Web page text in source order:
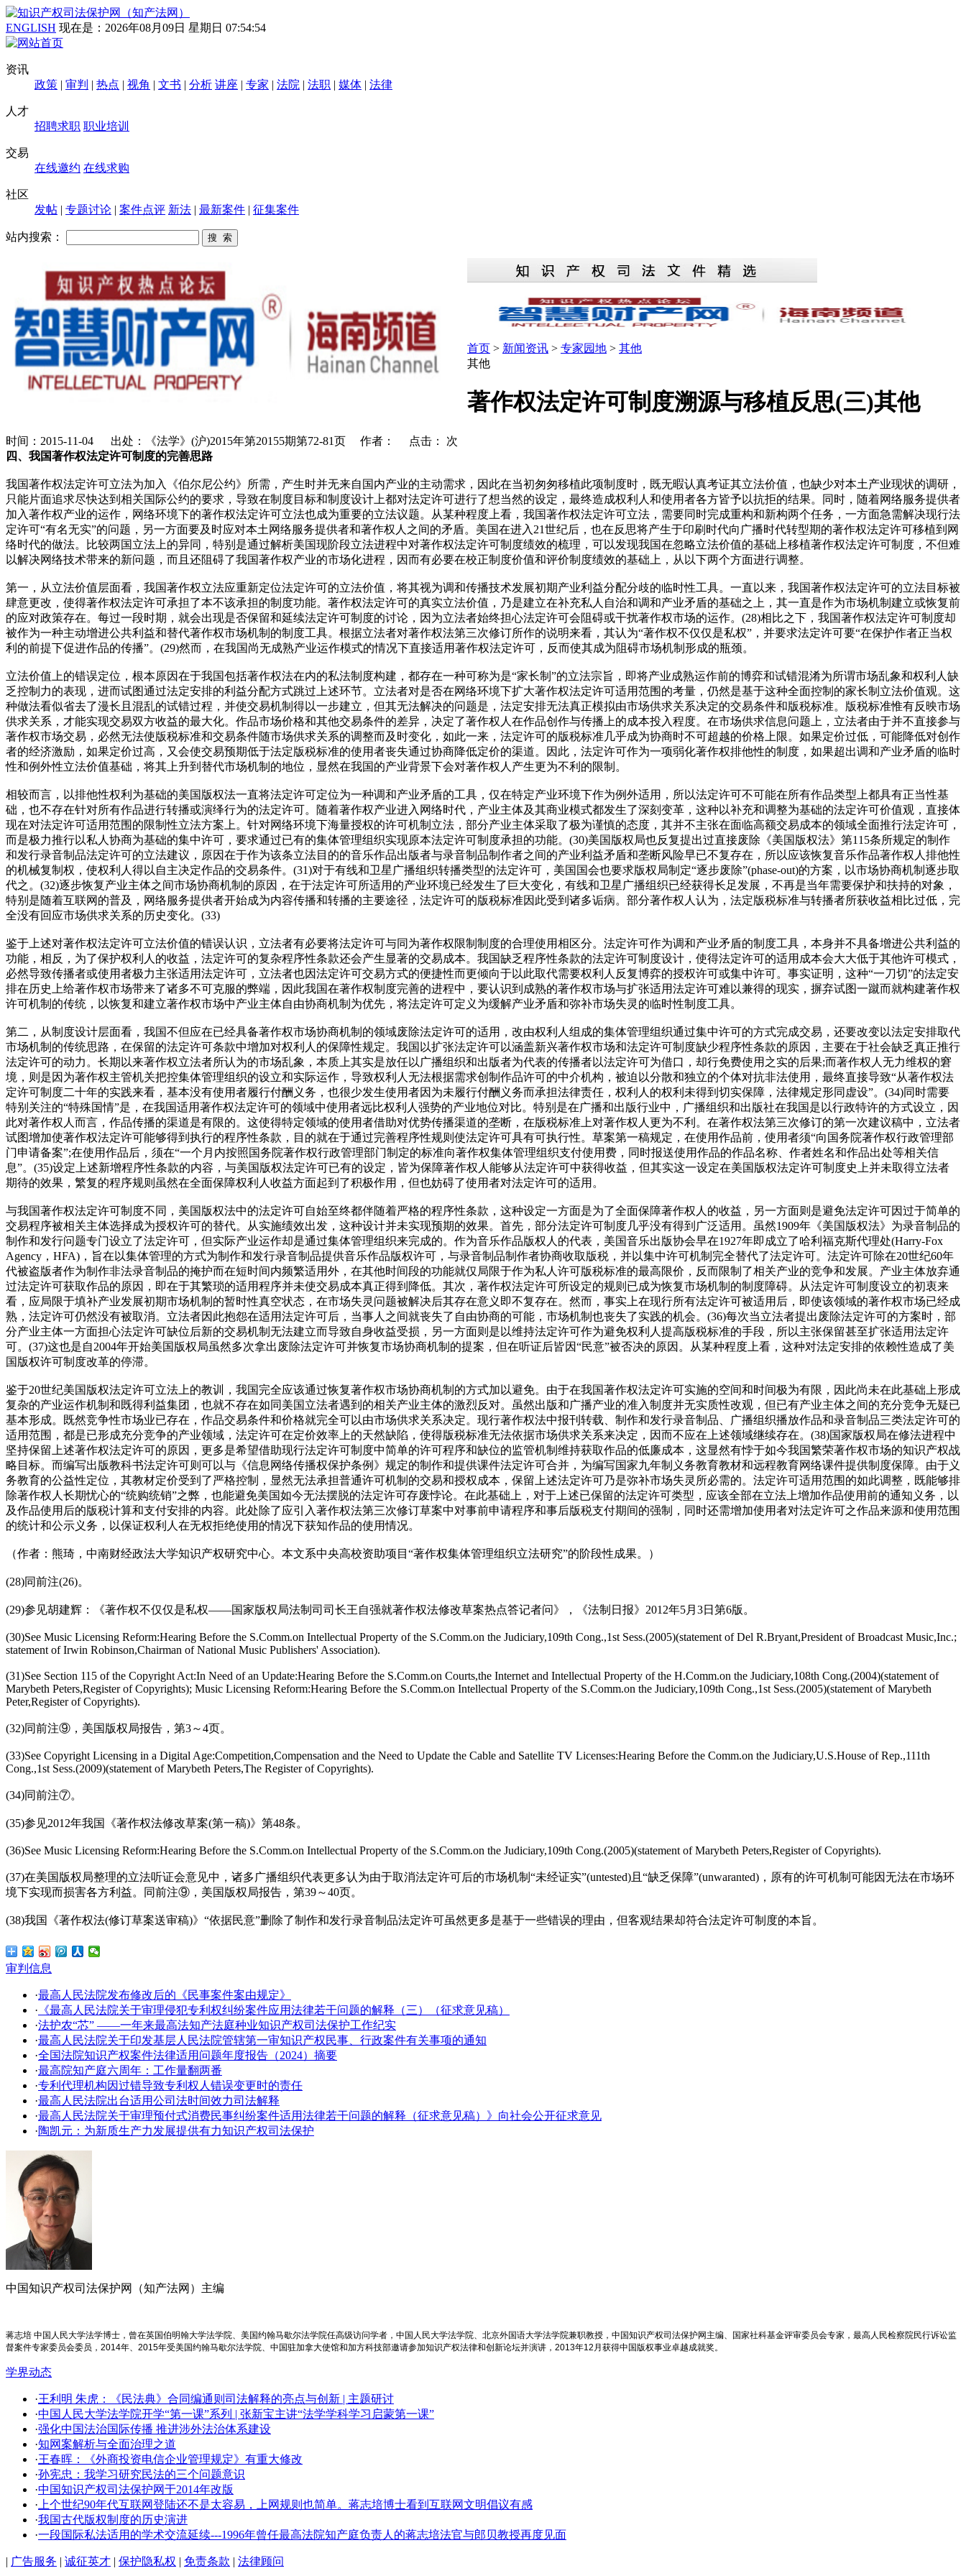
ENGLISH 现在是： 2026年08月09日 星期日 07:54:55
资讯
政策 | 审判 | 热点 | 视角 | 文书 | 分析 讲座 | 专家 | 法院 | 法职 | 媒体 | 法律
人才
招聘求职 职业培训
交易
在线邀约 在线求购
社区
发帖 | 专题讨论 | 案件点评 新法 | 最新案件 | 征集案件
站内搜索：
首页 > 新闻资讯 > 专家园地 > 其他
其他
著作权法定许可制度溯源与移植反思(三)其他
时间：2015-11-04 出处：《法学》(沪)2015年第20155期第72-81页 作者： 点击：
次
四、我国著作权法定许可制度的完善思路
我国著作权法定许可立法为加入《伯尔尼公约》所需，产生时并无来自国内产业的主动需求，因此在当初匆匆移植此项制度时，既无暇认真考证其立法价值，也缺少对本土产业现状的调研，
只能片面追求尽快达到相关国际公约的要求，导致在制度目标和制度设计上都对法定许可进行了想当然的设定，最终造成权利人和使用者各方皆予以抗拒的结果。同时，随着网络服务提供者
加入著作权产业的运作，网络环境下的著作权法定许可立法也成为重要的立法议题。从某种程度上看，我国著作权法定许可立法，需要同时完成重构和新构两个任务，一方面急需解决现行法
定许可“有名无实”的问题，另一方面要及时应对本土网络服务提供者和著作权人之间的矛盾。美国在进入21世纪后，也在反思将产生于印刷时代向广播时代转型期的著作权法定许可移植到网
络时代的做法。比较两国立法上的异同，特别是通过解析美国现阶段立法进程中对著作权法定许可制度绩效的梳理，可以发现我国在忽略立法价值的基础上移植著作权法定许可制度，不但难
以解决网络技术带来的新问题，而且还阻碍了我国著作权产业的市场化进程，因而有必要在校正制度价值和评价制度绩效的基础上，从以下两个方面进行调整。
第一，从立法价值层面看，我国著作权立法应重新定位法定许可的立法价值，将其视为调和传播技术发展初期产业利益分配分歧的临时性工具。一直以来，我国著作权法定许可的立法目标被
肆意更改，使得著作权法定许可承担了本不该承担的制度功能。著作权法定许可的真实立法价值，乃是建立在补充私人自治和调和产业矛盾的基础之上，其一直是作为市场机制建立或恢复前
的应对政策存在。每过一段时期，就会出现是否保留和延续法定许可制度的讨论，因为立法者始终担心法定许可会阻碍或干扰著作权市场的运作。(28)相比之下，我国著作权法定许可制度却
被作为一种主动增进公共利益和替代著作权市场机制的制度工具。根据立法者对著作权法第三次修订所作的说明来看，其认为“著作权不仅仅是私权”，并要求法定许可要“在保护作者正当权
利的前提下促进作品的传播”。(29)然而，在我国尚无成熟产业运作模式的情况下直接适用著作权法定许可，反而使其成为阻碍市场机制形成的瓶颈。
立法价值上的错误定位，根本原因在于我国包括著作权法在内的私法制度构建，都存在一种可称为是“家长制”的立法宗旨，即将产业成熟运作前的博弈和试错混淆为所谓市场乱象和权利人缺
乏控制力的表现，进而试图通过法定安排的利益分配方式跳过上述环节。立法者对是否在网络环境下扩大著作权法定许可适用范围的考量，仍然是基于这种全面控制的家长制立法价值观。这
种做法看似省去了漫长且混乱的试错过程，并使交易机制得以一步建立，但其无法解决的问题是，法定安排无法真正模拟由市场供求关系决定的交易条件和版税标准。版税标准惟有反映市场
供求关系，才能实现交易双方收益的最大化。作品市场价格和其他交易条件的差异，决定了著作权人在作品创作与传播上的成本投入程度。在市场供求信息问题上，立法者由于并不直接参与
著作权市场交易，必然无法使版税标准和交易条件随市场供求关系的调整而及时变化，如此一来，法定许可的版税标准几乎成为协商时不可超越的价格上限。如果定价过低，可能降低对创作
者的经济激励，如果定价过高，又会使交易预期低于法定版税标准的使用者丧失通过协商降低定价的渠道。因此，法定许可作为一项弱化著作权排他性的制度，如果超出调和产业矛盾的临时
性和例外性立法价值基础，将其上升到替代市场机制的地位，显然在我国的产业背景下会对著作权人产生更为不利的限制。
相较而言，以排他性权利为基础的美国版权法一直将法定许可定位为一种调和产业矛盾的工具，仅在特定产业环境下作为例外适用，所以法定许可不可能在所有作品类型上都具有正当性基
础，也不存在针对所有作品进行转播或演绎行为的法定许可。随着著作权产业进入网络时代，产业主体及其商业模式都发生了深刻变革，这种以补充和调整为基础的法定许可价值观，直接体
现在对法定许可适用范围的限制性立法方案上。针对网络环境下海量授权的许可机制立法，部分产业主体采取了极为谨慎的态度，其并不主张在面临高额交易成本的领域全面推行法定许可，
而是极力推行以私人协商为基础的集中许可，要求通过已有的集体管理组织实现原本法定许可制度承担的功能。(30)美国版权局也反复提出过直接废除《美国版权法》第115条所规定的制作
和发行录音制品法定许可的立法建议，原因在于作为该条立法目的的音乐作品出版者与录音制品制作者之间的产业利益矛盾和垄断风险早已不复存在，所以应该恢复音乐作品著作权人排他性
的机械复制权，使权利人得以自主决定作品的交易条件。(31)对于有线和卫星广播组织转播类型的法定许可，美国国会也要求版权局制定“逐步废除”(phase-out)的方案，以市场协商机制逐步取
代之。(32)逐步恢复产业主体之间市场协商机制的原因，在于法定许可所适用的产业环境已经发生了巨大变化，有线和卫星广播组织已经获得长足发展，不再是当年需要保护和扶持的对象，
特别是随着互联网的普及，网络服务提供者开始成为内容传播和转播的主要途径，法定许可的版税标准因此受到诸多诟病。部分著作权人认为，法定版税标准与转播者所获收益相比过低，完
全没有回应市场供求关系的历史变化。(33)
鉴于上述对著作权法定许可立法价值的错误认识，立法者有必要将法定许可与同为著作权限制制度的合理使用相区分。法定许可作为调和产业矛盾的制度工具，本身并不具备增进公共利益的
功能，相反，为了保护权利人的收益，法定许可的复杂程序性条款还会产生显著的交易成本。我国缺乏程序性条款的法定许可制度设计，使得法定许可的适用成本会大大低于其他许可模式，
必然导致传播者或使用者极力主张适用法定许可，立法者也因法定许可交易方式的便捷性而更倾向于以此取代需要权利人反复博弈的授权许可或集中许可。事实证明，这种“一刀切”的法定安
排在历史上给著作权市场带来了诸多不可克服的弊端，因此我国在著作权制度完善的进程中，要认识到成熟的著作权市场与扩张适用法定许可难以兼得的现实，摒弃试图一蹴而就构建著作权
许可机制的传统，以恢复和建立著作权市场中产业主体自由协商机制为优先，将法定许可定义为缓解产业矛盾和弥补市场失灵的临时性制度工具。
第二，从制度设计层面看，我国不但应在已经具备著作权市场协商机制的领域废除法定许可的适用，改由权利人组成的集体管理组织通过集中许可的方式完成交易，还要改变以法定安排取代
市场机制的传统思路，在保留的法定许可条款中增加对权利人的保障性规定。我国以扩张法定许可以涵盖新兴著作权市场和法定许可制度缺少程序性条款的原因，主要在于社会缺乏真正推行
法定许可的动力。长期以来著作权立法者所认为的市场乱象，本质上其实是放任以广播组织和出版者为代表的传播者以法定许可为借口，却行免费使用之实的后果;而著作权人无力维权的窘
境，则是因为著作权主管机关把控集体管理组织的设立和实际运作，导致权利人无法根据需求创制作品许可的中介机构，被迫以分散和独立的个体对抗非法使用，最终直接导致“从著作权法
定许可制度二十年的实践来看，基本没有使用者履行付酬义务，也很少发生使用者因为未履行付酬义务而承担法律责任，权利人的权利未得到切实保障，法律规定形同虚设”。(34)同时需要
特别关注的“特殊国情”是，在我国适用著作权法定许可的领域中使用者远比权利人强势的产业地位对比。特别是在广播和出版行业中，广播组织和出版社在我国是以行政特许的方式设立，因
此对著作权人而言，作品传播的渠道是有限的。这使得特定领域的使用者借助对优势传播渠道的垄断，在版税标准上对著作权人更为不利。在著作权法第三次修订的第一次建议稿中，立法者
试图增加使著作权法定许可能够得到执行的程序性条款，目的就在于通过完善程序性规则使法定许可具有可执行性。草案第一稿规定，在使用作品前，使用者须“向国务院著作权行政管理部
门申请备案”;在使用作品后，须在“一个月内按照国务院著作权行政管理部门制定的标准向著作权集体管理组织支付使用费，同时报送使用作品的作品名称、作者姓名和作品出处等相关信
息”。(35)设定上述新增程序性条款的内容，与美国版权法定许可已有的设定，皆为保障著作权人能够从法定许可中获得收益，但其实这一设定在美国版权法定许可制度史上并未取得立法者
期待的效果，繁复的程序规则虽然在全面保障权利人收益方面起到了积极作用，但也妨碍了使用者对法定许可的适用。
与我国著作权法定许可制度不同，美国版权法中的法定许可自始至终都伴随着严格的程序性条款，这种设定一方面是为了全面保障著作权人的收益，另一方面则是避免法定许可因过于简单的
交易程序被相关主体选择成为授权许可的替代。从实施绩效出发，这种设计并未实现预期的效果。首先，部分法定许可制度几乎没有得到广泛适用。虽然1909年《美国版权法》为录音制品的
制作和发行问题专门设立了法定许可，但实际产业运作却是通过集体管理组织来完成的。作为音乐作品版权人的代表，美国音乐出版协会早在1927年即成立了哈利福克斯代理处(Harry-Fox
Agency，HFA)，旨在以集体管理的方式为制作和发行录音制品提供音乐作品版权许可，与录音制品制作者协商收取版税，并以集中许可机制完全替代了法定许可。法定许可除在20世纪60年
代被盗版者作为制作非法录音制品的掩护而在短时间内频繁适用外，在其他时间段的功能就仅局限于作为私人许可版税标准的最高限价，反而限制了相关产业的竞争和发展。产业主体放弃通
过法定许可获取作品的原因，即在于其繁琐的适用程序并未使交易成本真正得到降低。其次，著作权法定许可所设定的规则已成为恢复市场机制的制度障碍。从法定许可制度设立的初衷来
看，应局限于填补产业发展初期市场机制的暂时性真空状态，在市场失灵问题被解决后其存在意义即不复存在。然而，事实上在现行所有法定许可被适用后，即使该领域的著作权市场已经成
熟，法定许可仍然没有被取消。立法者因此抱怨在适用法定许可后，当事人之间就丧失了自由协商的可能，市场机制也丧失了实践的机会。(36)每次当立法者提出废除法定许可的方案时，部
分产业主体一方面担心法定许可缺位后新的交易机制无法建立而导致自身收益受损，另一方面则是以维持法定许可作为避免权利人提高版税标准的手段，所以主张保留甚至扩张适用法定许
可。(37)这也是自2004年开始美国版权局虽然多次拿出废除法定许可并恢复市场协商机制的提案，但在听证后皆因“民意”被否决的原因。从某种程度上看，这种对法定安排的依赖性造成了美
国版权许可制度改革的停滞。
鉴于20世纪美国版权法定许可立法上的教训，我国完全应该通过恢复著作权市场协商机制的方式加以避免。由于在我国著作权法定许可实施的空间和时间极为有限，因此尚未在此基础上形成
复杂的产业运作机制和既得利益集团，也就不存在如同美国立法者遇到的相关产业主体的激烈反对。虽然出版和广播产业的准入制度并无实质性改观，但已有产业主体之间的充分竞争无疑已
基本形成。既然竞争性市场业已存在，作品交易条件和价格就完全可以由市场供求关系决定。现行著作权法中报刊转载、制作和发行录音制品、广播组织播放作品和录音制品三类法定许可的
适用范围，都是已形成充分竞争的产业领域，法定许可在定价效率上的天然缺陷，使得版税标准无法依据市场供求关系来决定，因而不应在上述领域继续存在。(38)国家版权局在修法进程中
坚持保留上述著作权法定许可的原因，更多是希望借助现行法定许可制度中简单的许可程序和缺位的监管机制维持获取作品的低廉成本，这显然有悖于如今我国繁荣著作权市场的知识产权战
略目标。而编写出版教科书法定许可则可以与《信息网络传播权保护条例》规定的制作和提供课件法定许可合并，为编写国家九年制义务教育教材和远程教育网络课件提供制度保障。由于义
务教育的公益性定位，其教材定价受到了严格控制，显然无法承担普通许可机制的交易和授权成本，保留上述法定许可乃是弥补市场失灵所必需的。法定许可适用范围的如此调整，既能够排
除著作权人长期忧心的“统购统销”之弊，也能避免美国如今无法摆脱的法定许可存废悖论。在此基础上，对于上述已保留的法定许可类型，应该全部在立法上增加作品使用前的通知义务，以
及作品使用后的版税计算和支付安排的内容。此处除了应引入著作权法第三次修订草案中对事前申请程序和事后版税支付期间的强制，同时还需增加使用者对法定许可之作品来源和使用范围
的统计和公示义务，以保证权利人在无权拒绝使用的情况下获知作品的使用情况。
（作者：熊琦，中南财经政法大学知识产权研究中心。本文系中央高校资助项目“著作权集体管理组织立法研究”的阶段性成果。）
(28)同前注(26)。
(29)参见胡建辉：《著作权不仅仅是私权——国家版权局法制司司长王自强就著作权法修改草案热点答记者问》，《法制日报》2012年5月3日第6版。
(30)See Music Licensing Reform:Hearing Before the S.Comm.on Intellectual Property of the S.Comm.on the Judiciary,109th Cong.,1st Sess.(2005)(statement of Del R.Bryant,President of Broadcast Music,Inc.;
statement of Irwin Robinson,Chairman of National Music Publishers' Association).
(31)See Section 115 of the Copyright Act:In Need of an Update:Hearing Before the S.Comm.on Courts,the Internet and Intellectual Property of the H.Comm.on the Judiciary,108th Cong.(2004)(statement of
Marybeth Peters,Register of Copyrights); Music Licensing Reform:Hearing Before the S.Comm.on Intellectual Property of the S.Comm.on the Judiciary,109th Cong.,1st Sess.(2005)(statement of Marybeth
Peter,Register of Copyrights).
(32)同前注⑨，美国版权局报告，第3～4页。
(33)See Copyright Licensing in a Digital Age:Competition,Compensation and the Need to Update the Cable and Satellite TV Licenses:Hearing Before the Comm.on the Judiciary,U.S.House of Rep.,111th
Cong.,1st Sess.(2009)(statement of Marybeth Peters,The Register of Copyrights).
(34)同前注⑦。
(35)参见2012年我国《著作权法修改草案(第一稿)》第48条。
(36)See Music Licensing Reform:Hearing Before the S.Comm.on Intellectual Property of the S.Comm.on the Judiciary,109th Cong.(2005)(statement of Marybeth Peters,Register of Copyrights).
(37)在美国版权局整理的立法听证会意见中，诸多广播组织代表更多认为由于取消法定许可后的市场机制“未经证实”(untested)且“缺乏保障”(unwaranted)，原有的许可机制可能因无法在市场环
境下实现而损害各方利益。同前注⑨，美国版权局报告，第39～40页。
(38)我国《著作权法(修订草案送审稿)》“依据民意”删除了制作和发行录音制品法定许可虽然更多是基于一些错误的理由，但客观结果却符合法定许可制度的本旨。
审判信息
·最高人民法院发布修改后的《民事案件案由规定》
· 《最高人民法院关于审理侵犯专利权纠纷案件应用法律若干问题的解释（三）（征求意见稿）
·法护农“芯” ——一年来最高法知产法庭种业知识产权司法保护工作纪实
·​最高人民法院关于印发基层人民法院管辖第一审知识产权民事、行政案件有关事项的通知
·全国法院知识产权案件法律适用问题年度报告（2024）摘要
·最高院知产庭六周年：工作量翻两番
·专利代理机构因过错导致专利权人错误变更时的责任
·最高人民法院出台适用公司法时间效力司法解释
·最高人民法院关于审理预付式消费民事纠纷案件适用法律若干问题的解释（征求意见稿）》向社会公开征求意见
·陶凯元：为新质生产力发展提供有力知识产权司法保护
中国知识产权司法保护网（知产法网）主编
蒋志培 中国人民大学法学博士，曾在英国伯明翰大学法学院、美国约翰马歇尔法学院任高级访问学者，中国人民大学法学院、北京外国语大学法学院兼职教授，中国知识产权司法保护网主编、国家社科基金评审委员会专家，最高人民检察院民行诉讼监
督案件专家委员会委员，2014年、2015年受美国约翰马歇尔法学院、中国驻加拿大使馆和加方科技部邀请参加知识产权法律和创新论坛并演讲，2013年12月获得中国版权事业卓越成就奖。
学界动态
·王利明 朱虎：《民法典》合同编通则司法解释的亮点与创新 | 主题研讨
·中国人民大学法学院开学​“第一课”系列 | 张新宝主讲“法学学科学习启蒙第一课”
·强化中国法治国际传播 推进涉外法治体系建设
·知网案解析与全面治理之道
·王春晖：《外商投资电信企业管理规定》有重大修改
·孙宪忠：我学习研究民法的三个问题意识
·中国知识产权司法保护网于2014年改版
· 上个世纪90年代互联网登陆还不是太容易，上网规则也简单。蒋志培博士看到互联网文明倡议有感
·我国古代版权制度的历史演进
·一段国际私法适用的学术交流延续---1996年曾任最高法院知产庭负责人的蒋志培法官与郎贝教授再度见面
| 广告服务 | 诚征英才 | 保护隐私权 | 免责条款 | 法律顾问